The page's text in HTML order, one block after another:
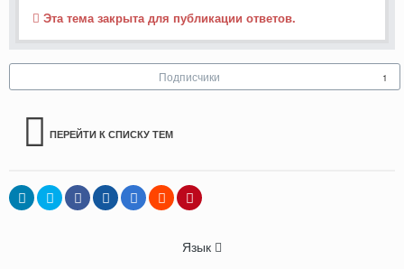
Эта тема закрыта для публикации ответов.
Подписчики 1
ПЕРЕЙТИ К СПИСКУ ТЕМ
Язык